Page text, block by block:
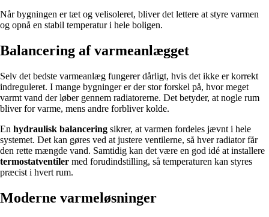
Når bygningen er tæt og velisoleret, bliver det lettere at styre varmen
og opnå en stabil temperatur i hele boligen.
Balancering af varmeanlægget
Selv det bedste varmeanlæg fungerer dårligt, hvis det ikke er korrekt
indreguleret. I mange bygninger er der stor forskel på, hvor meget
varmt vand der løber gennem radiatorerne. Det betyder, at nogle rum
bliver for varme, mens andre forbliver kolde.
En hydraulisk balancering sikrer, at varmen fordeles jævnt i hele
systemet. Det kan gøres ved at justere ventilerne, så hver radiator får
den rette mængde vand. Samtidig kan det være en god idé at installere
termostatventiler med forudindstilling, så temperaturen kan styres
præcist i hvert rum.
Moderne varmeløsninger